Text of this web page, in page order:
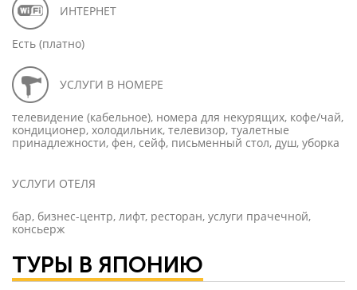
ИНТЕРНЕТ
Есть (платно)
УСЛУГИ В НОМЕРЕ
телевидение (кабельное), номера для некурящих, кофе/чай,
кондиционер, холодильник, телевизор, туалетные
принадлежности, фен, сейф, письменный стол, душ, уборка
УСЛУГИ ОТЕЛЯ
бар, бизнес-центр, лифт, ресторан, услуги прачечной,
консьерж
ТУРЫ В ЯПОНИЮ